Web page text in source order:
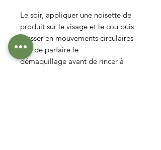
Le soir, appliquer une noisette de
produit sur le visage et le cou puis
masser en mouvements circulaires
afin de parfaire le
démaquillage avant de rincer à